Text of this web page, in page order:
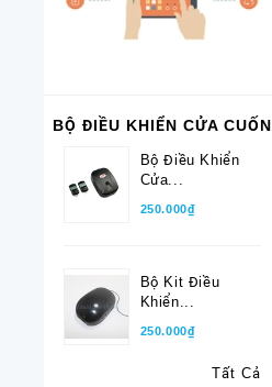
BỘ ĐIỀU KHIỂN CỬA CUỐN
Bộ Điều Khiển
Cửa...
250.000₫
Bộ Kit Điều
Khiển...
250.000₫
Tất Cả